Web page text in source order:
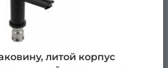
литой корпус